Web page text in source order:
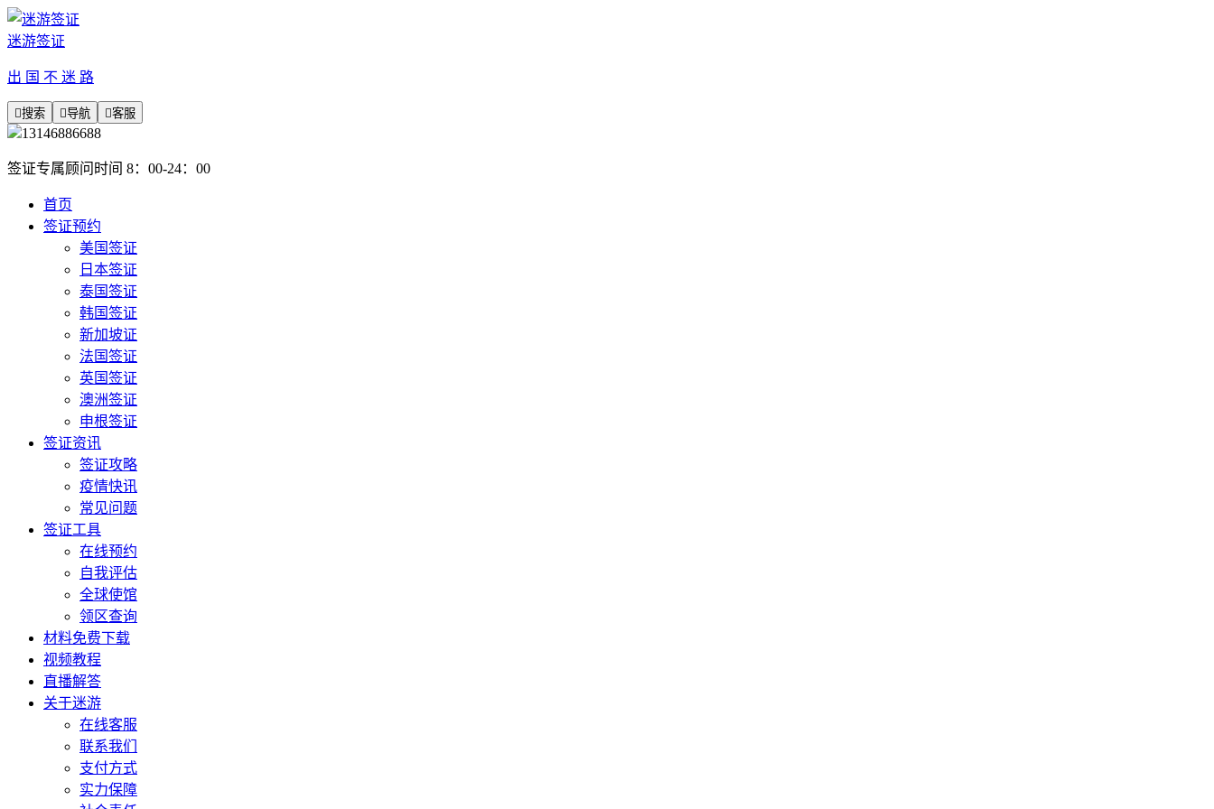
迷游签证
出 国 不 迷 路
搜索 导航 客服
13146886688
签证专属顾问时间 8：00-24：00
首页
签证预约
美国签证
日本签证
泰国签证
韩国签证
新加坡证
法国签证
英国签证
澳洲签证
申根签证
签证资讯
签证攻略
疫情快讯
常见问题
签证工具
在线预约
自我评估
全球使馆
领区查询
材料免费下载
视频教程
直播解答
关于迷游
在线客服
联系我们
支付方式
实力保障